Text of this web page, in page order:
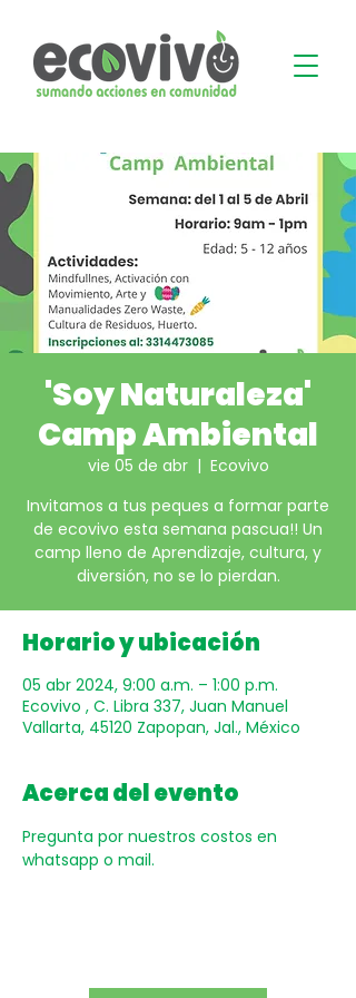
'Soy Naturaleza'
Camp Ambiental
vie 05 de abr
  |
Ecovivo
Invitamos a tus peques a formar parte
de ecovivo esta semana pascua!! Un
camp lleno de Aprendizaje, cultura, y
diversión, no se lo pierdan.
Horario y ubicación
05 abr 2024, 9:00 a.m. – 1:00 p.m.
Ecovivo , C. Libra 337, Juan Manuel
Vallarta, 45120 Zapopan, Jal., México
Acerca del evento
Pregunta por nuestros costos en
whatsapp o mail.